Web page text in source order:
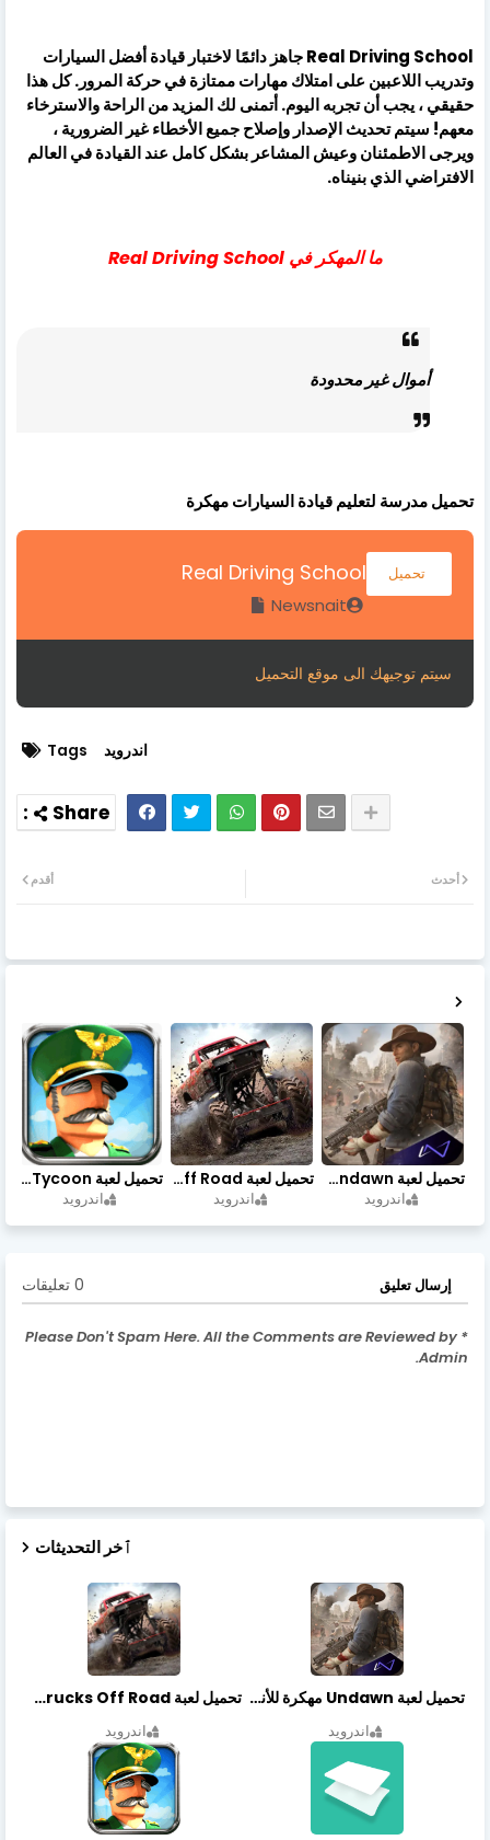
Real Driving School جاهز دائمًا لاختبار قيادة أفضل السيارات
وتدريب اللاعبين على امتلاك مهارات ممتازة في حركة المرور. كل هذا
حقيقي ، يجب أن تجربه اليوم. أتمنى لك المزيد من الراحة والاسترخاء
معهم! سيتم تحديث الإصدار وإصلاح جميع الأخطاء غير الضرورية ،
ويرجى الاطمئنان وعيش المشاعر بشكل كامل عند القيادة في العالم
الافتراضي الذي بنيناه.
ما المهكر في Real Driving School
أموال غير محدودة
تحميل مدرسة لتعليم قيادة السيارات مهكرة
Real Driving School تحميل
Newsnait
سيتم توجيهك الى موقع التحميل
Tags اندرويد
أحدث أقدم
تحميل لعبة Undawn مهكرة للأندرويد أخر إصدار | تحميل مباشر + موارد غير محدودة
اندرويد
تحميل لعبة Trucks Off Road مهكرة اخر اصدار
اندرويد
تحميل لعبة Idle Military SCH Tycoon مهكرة آخر إصدار
اندرويد
إرسال تعليق 0 تعليقات
* Please Don't Spam Here. All the Comments are Reviewed by
Admin.
ٱخر التحديثات
تحميل لعبة Undawn مهكرة للأندرويد أخر إصدار | تحميل مباشر + موارد غير محدودة
اندرويد
تحميل لعبة Trucks Off Road مهكرة اخر اصدار
اندرويد